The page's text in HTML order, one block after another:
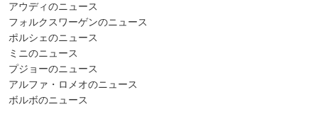
アウディのニュース
フォルクスワーゲンのニュース
ポルシェのニュース
ミニのニュース
プジョーのニュース
アルファ・ロメオのニュース
ボルボのニュース